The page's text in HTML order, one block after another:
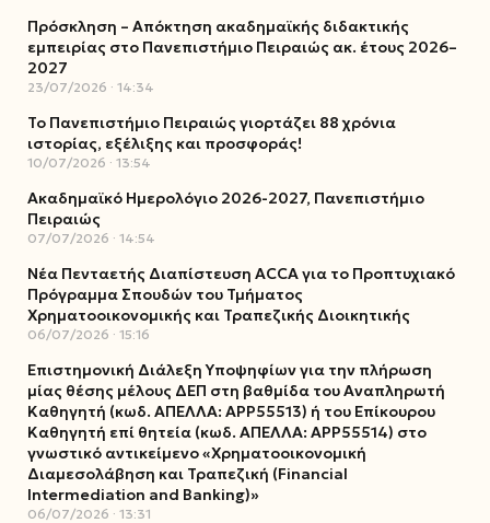
Πρόσκληση – Απόκτηση ακαδημαϊκής διδακτικής
εμπειρίας στο Πανεπιστήμιο Πειραιώς ακ. έτους 2026–
2027
23/07/2026 14:34
Το Πανεπιστήμιο Πειραιώς γιορτάζει 88 χρόνια
ιστορίας, εξέλιξης και προσφοράς!
10/07/2026 13:54
Ακαδημαϊκό Ημερολόγιο 2026-2027, Πανεπιστήμιο
Πειραιώς
07/07/2026 14:54
Νέα Πενταετής Διαπίστευση ACCA για το Προπτυχιακό
Πρόγραμμα Σπουδών του Τμήματος
Χρηματοοικονομικής και Τραπεζικής Διοικητικής
06/07/2026 15:16
Επιστημονική Διάλεξη Υποψηφίων για την πλήρωση
μίας θέσης μέλους ΔΕΠ στη βαθμίδα του Αναπληρωτή
Καθηγητή (κωδ. ΑΠΕΛΛΑ: ΑΡΡ55513) ή του Επίκουρου
Καθηγητή επί θητεία (κωδ. ΑΠΕΛΛΑ: ΑΡΡ55514) στο
γνωστικό αντικείμενο «Χρηματοοικονομική
Διαμεσολάβηση και Τραπεζική (Financial
Intermediation and Banking)»
06/07/2026 13:31